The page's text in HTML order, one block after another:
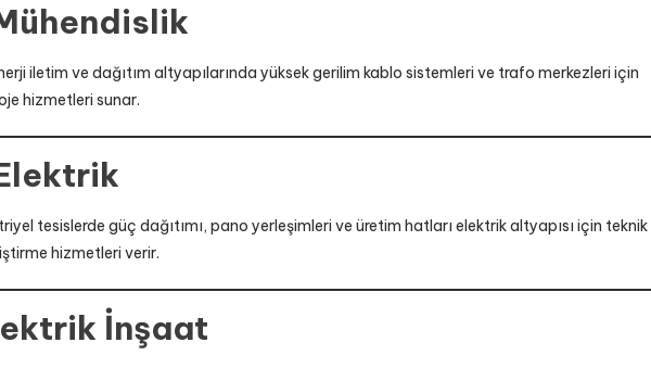
iletim ve dağıtım altyapılarında yüksek gerilim kablo sistemleri ve trafo merkezleri için
hizmetleri sunar.
tesislerde güç dağıtımı, pano yerleşimleri ve üretim hatları elektrik altyapısı için teknik
hizmetleri verir.
İnşaat